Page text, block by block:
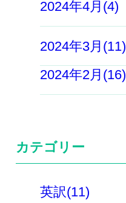
2024年4月(4)
2024年3月(11)
2024年2月(16)
カテゴリー
英訳(11)